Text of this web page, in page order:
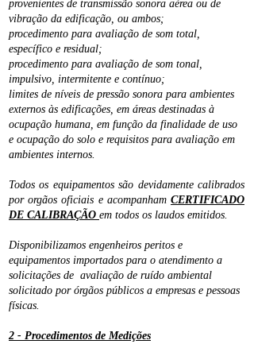
provenientes de transmissão sonora aérea ou de
vibração da edificação, ou ambos;
procedimento para avaliação de som total,
específico e residual;
procedimento para avaliação de som tonal,
impulsivo, intermitente e contínuo;
limites de níveis de pressão sonora para ambientes
externos às edificações, em áreas destinadas à
ocupação humana, em função da finalidade de uso
e ocupação do solo e requisitos para avaliação em
ambientes internos.
Todos os equipamentos são devidamente calibrados
por orgãos oficiais e acompanham CERTIFICADO
DE CALIBRAÇÃO em todos os laudos emitidos.
Disponibilizamos engenheiros peritos e
equipamentos importados para o atendimento a
solicitações de avaliação de ruído ambiental
solicitado por órgãos públicos a empresas e pessoas
físicas.
2 - Procedimentos de Medições